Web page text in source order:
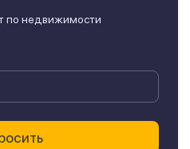
по недвижимости